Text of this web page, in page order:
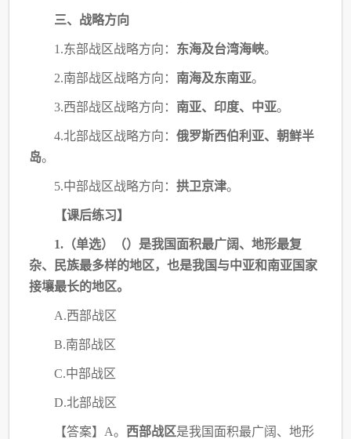
三、战略方向
1.东部战区战略方向： 东海及台湾海峡。
2.南部战区战略方向： 南海及东南亚。
3.西部战区战略方向： 南亚、印度、中亚。
4.北部战区战略方向：俄罗斯西伯利亚、朝鲜半
岛。
5.中部战区战略方向：拱卫京津。
【课后练习】
1.（单选）（）是我国面积最广阔、地形最复
杂、民族最多样的地区，也是我国与中亚和南亚国家
接壤最长的地区。
A.西部战区
B.南部战区
C.中部战区
D.北部战区
【答案】 A。 西部战区是我国面积最广阔、地形